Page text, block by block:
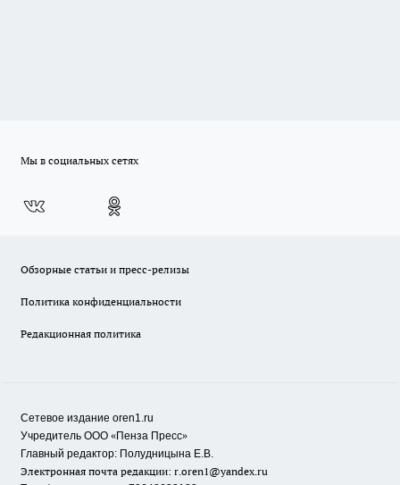
Мы в социальных сетях
Обзорные статьи и пресс-релизы
Политика конфиденциальности
Редакционная политика
Сетевое издание oren1.ru
Учредитель ООО «Пенза Пресс»
Главный редактор: Полудницына Е.В.
Электронная почта редакции: r.oren1@yandex.ru